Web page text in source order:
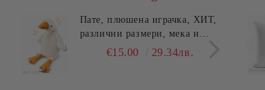
Пате, плюшена играчка, ХИТ,
различни размери, мека и
гушлива€15.00 29.34лв.